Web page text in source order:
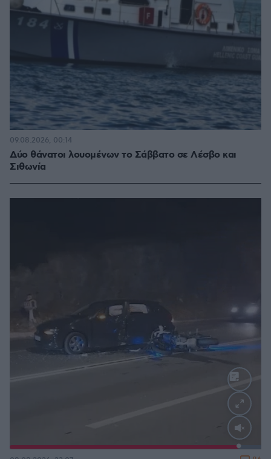
Δύο θάνατοι λουομένων το Σάββατο σε Λέσβο και
Σιθωνία
09.08.2026, 00:14
Loaded: